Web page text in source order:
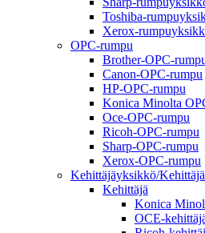
Toshiba-
Xerox-
OPC-rumpu
Brother-OPC-
Canon-OPC-rumpu
HP-OPC-rumpu
Konica Minolta
Oce-OPC-rumpu
Ricoh-OPC-rumpu
Sharp-OPC-rumpu
Xerox-OPC-rumpu
Kehittäjäyksikkö/Kehittäjä
Kehittäjä
Konica
OCE-